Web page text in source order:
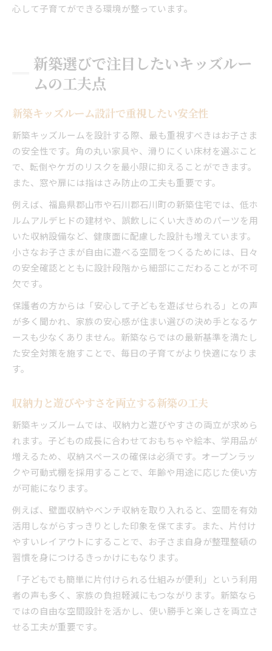
心して子育てができる環境が整っています。
新築選びで注目したいキッズルー
ムの工夫点
新築キッズルーム設計で重視したい安全性
新築キッズルームを設計する際、最も重視すべきはお子さま
の安全性です。角の丸い家具や、滑りにくい床材を選ぶこと
で、転倒やケガのリスクを最小限に抑えることができます。
また、窓や扉には指はさみ防止の工夫も重要です。
例えば、福島県郡山市や石川郡石川町の新築住宅では、低ホ
ルムアルデヒドの建材や、誤飲しにくい大きめのパーツを用
いた収納設備など、健康面に配慮した設計も増えています。
小さなお子さまが自由に遊べる空間をつくるためには、日々
の安全確認とともに設計段階から細部にこだわることが不可
欠です。
保護者の方からは「安心して子どもを遊ばせられる」との声
が多く聞かれ、家族の安心感が住まい選びの決め手となるケ
ースも少なくありません。新築ならではの最新基準を満たし
た安全対策を施すことで、毎日の子育てがより快適になりま
す。
収納力と遊びやすさを両立する新築の工夫
新築キッズルームでは、収納力と遊びやすさの両立が求めら
れます。子どもの成長に合わせておもちゃや絵本、学用品が
増えるため、収納スペースの確保は必須です。オープンラッ
クや可動式棚を採用することで、年齢や用途に応じた使い方
が可能になります。
例えば、壁面収納やベンチ収納を取り入れると、空間を有効
活用しながらすっきりとした印象を保てます。また、片付け
やすいレイアウトにすることで、お子さま自身が整理整頓の
習慣を身につけるきっかけにもなります。
「子どもでも簡単に片付けられる仕組みが便利」という利用
者の声も多く、家族の負担軽減にもつながります。新築なら
ではの自由な空間設計を活かし、使い勝手と楽しさを両立さ
せる工夫が重要です。